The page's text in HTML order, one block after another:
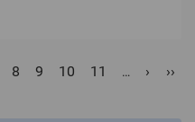
Page
8 Page
9 Page
10 Page
11 …
Page
› ››